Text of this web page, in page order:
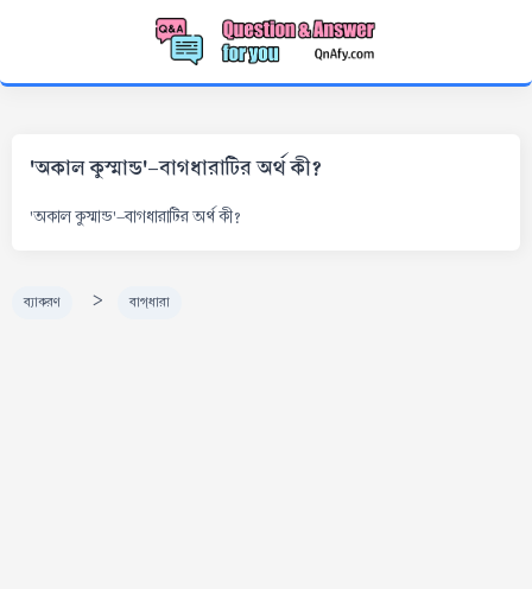
'অকাল কুস্মান্ড'-বাগধারাটির অর্থ কী?
'অকাল কুস্মান্ড'-বাগধারাটির অর্থ কী?
ব্যাকরণ > বাগ্‌ধারা